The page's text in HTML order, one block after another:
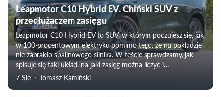
Leapmotor C10 Hybrid EV. Chiński SUV z
przedłużaczem zasięgu
Leapmotor C10 Hybrid EV to SUV, w którym poczujesz się, jak
w 100-procentowym elektryku pomimo tego, że na pokładzie
nie zabrakło spalinowego silnika. W teście sprawdzamy, jak
spisuje się taki układ, na jaki zasięg można liczyć i
weryfikujemy subiektywne odczucia towarzyszące
7 Sie Tomasz Kamiński